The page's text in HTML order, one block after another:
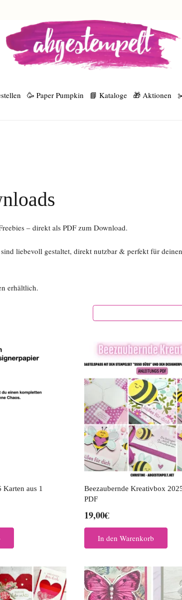
🥳 Paper Pumpkin 📘 Kataloge 🎁 Aktionen
– direkt als PDF zum Download.
liebevoll gestaltet, direkt nutzbar & perfekt für deinen
erhältlich.
aus 1
Beezaubernde Kreativbox
PDF
19,00€
In den Warenkorb